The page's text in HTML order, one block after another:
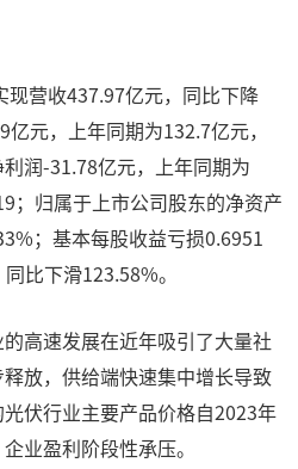
营收437.97亿元，同比下降
元，上年同期为132.7亿元，
润-31.78亿元，上年同期为
；归属于上市公司股东的净资产
；基本每股收益亏损0.6951
比下滑123.58%。
高速发展在近年吸引了大量社
放，供给端快速集中增长导致
伏行业主要产品价格自2023年
业盈利阶段性承压。